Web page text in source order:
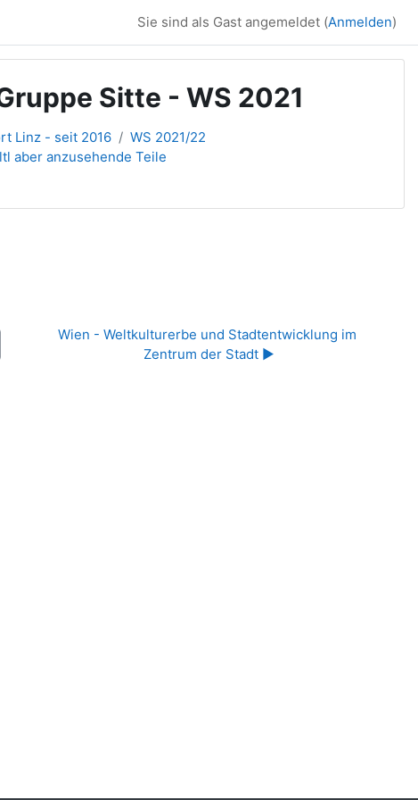
Sie sind als Gast angemeldet (Anmelden)
Sitte - WS 2021
Linz - seit 2016
WS 2021/22
aber anzusehende Teile
Wien - Weltkulturerbe und Stadtentwicklung im
Zentrum der Stadt ▶︎